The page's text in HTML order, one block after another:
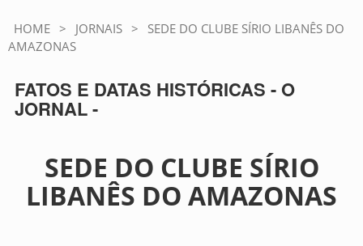
HOME > JORNAIS >
SEDE DO CLUBE SÍRIO LIBANÊS DO
AMAZONAS
FATOS E DATAS HISTÓRICAS - O
JORNAL -
SEDE DO CLUBE SÍRIO
LIBANÊS DO AMAZONAS